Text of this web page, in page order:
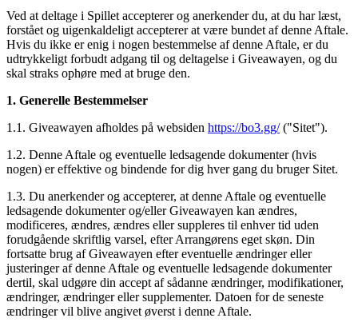
Ved at deltage i Spillet accepterer og anerkender du, at du har læst,
forstået og uigenkaldeligt accepterer at være bundet af denne Aftale.
Hvis du ikke er enig i nogen bestemmelse af denne Aftale, er du
udtrykkeligt forbudt adgang til og deltagelse i Giveawayen, og du
skal straks ophøre med at bruge den.
1. Generelle Bestemmelser
1.1. Giveawayen afholdes på websiden https://bo3.gg/("Sitet").
1.2. Denne Aftale og eventuelle ledsagende dokumenter (hvis
nogen) er effektive og bindende for dig hver gang du bruger Sitet.
1.3. Du anerkender og accepterer, at denne Aftale og eventuelle
ledsagende dokumenter og/eller Giveawayen kan ændres,
modificeres, ændres, ændres eller suppleres til enhver tid uden
forudgående skriftlig varsel, efter Arrangørens eget skøn. Din
fortsatte brug af Giveawayen efter eventuelle ændringer eller
justeringer af denne Aftale og eventuelle ledsagende dokumenter
dertil, skal udgøre din accept af sådanne ændringer, modifikationer,
ændringer, ændringer eller supplementer. Datoen for de seneste
ændringer vil blive angivet øverst i denne Aftale.